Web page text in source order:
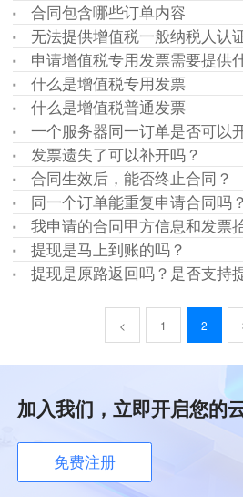
合同包含哪些订单内容
无法提供增值税一般纳税人认
申请增值税专用发票需要提供
什么是增值税专用发票
什么是增值税普通发票
一个服务器同一订单是否可以
发票遗失了可以补开吗？
合同生效后，能否终止合同？
同一个订单能重复申请合同吗？
我申请的合同甲方信息和发票
提现是马上到账的吗？
提现是原路返回吗？是否支持
< 1 2
加入我们，立即开启您的
免费注册